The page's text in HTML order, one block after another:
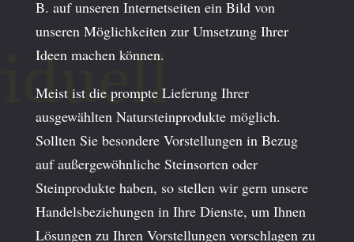
B. auf unseren Internetseiten ein Bild von
unseren Möglichkeiten zur Umsetzung Ihrer
Ideen machen können.
Meist ist die prompte Lieferung Ihrer
ausgewählten Natursteinprodukte möglich.
Sollten Sie besondere Vorstellungen in Bezug
auf außergewöhnliche Steinsorten oder
Steinprodukte haben, so stellen wir gern unsere
Handelsbeziehungen in Ihre Dienste, um Ihnen
Lösungen zu Ihren Vorstellungen vorschlagen zu